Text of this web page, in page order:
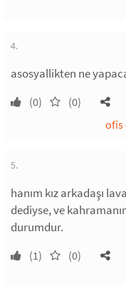
4.
asosyallikten ne
(0) (0)
ofis
5.
hanım kız arkadaşı
dediyse, ve
durumdur.
(1) (0)